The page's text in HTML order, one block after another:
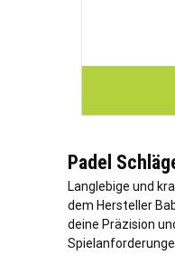
Padel
Langlebige und
dem Hersteller
deine Präzision